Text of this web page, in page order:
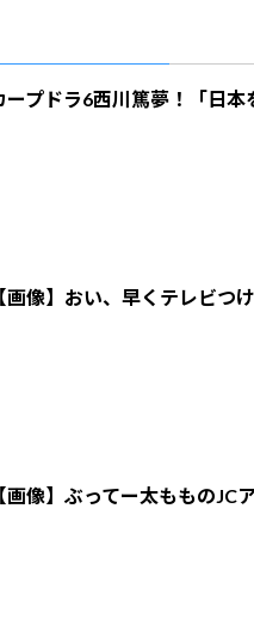
ープドラ6西川篤夢！「日本
【画像】おい、早くテレビ
【画像】ぶってー太もものJC